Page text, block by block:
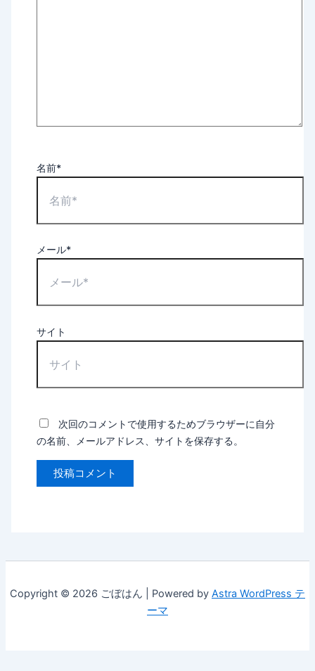
名前*
メール*
サイト
次回のコメントで使用するためブラウザーに自分
の名前、メールアドレス、サイトを保存する。
Copyright © 2026 ごぼはん | Powered by Astra WordPress テ
ーマ